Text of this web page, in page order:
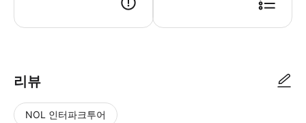
리뷰
NOL 인터파크투어